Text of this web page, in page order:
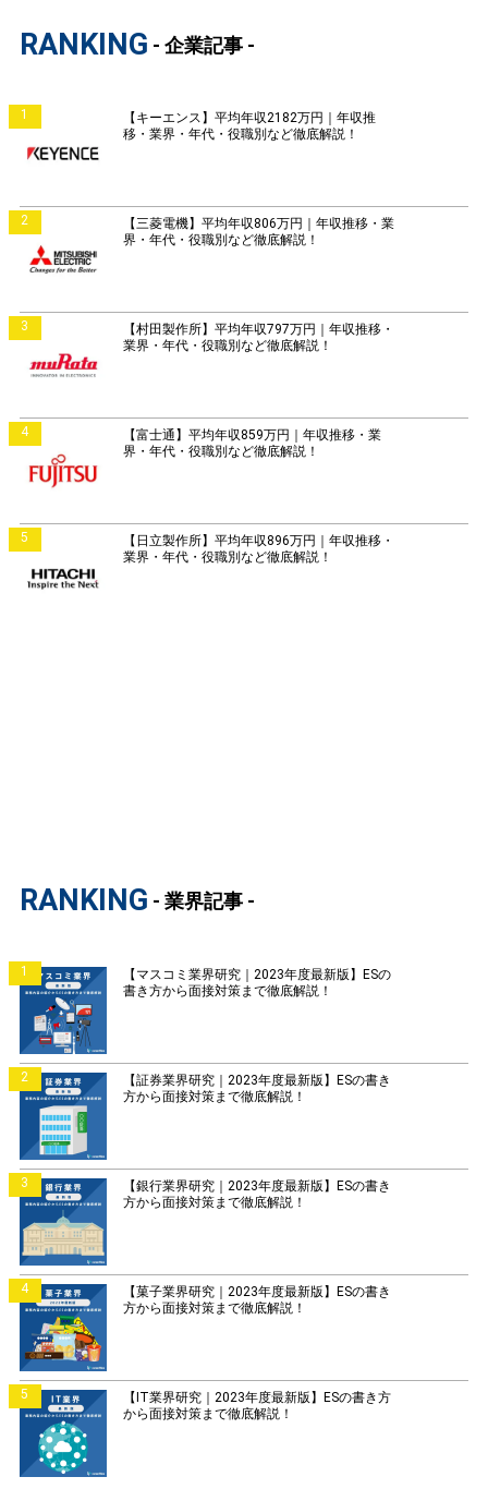
RANKING - 企業記事 -
1
【キーエンス】平均年収2182万円｜年収推
移・業界・年代・役職別など徹底解説！
2
【三菱電機】平均年収806万円｜年収推移・業
界・年代・役職別など徹底解説！
3
【村田製作所】平均年収797万円｜年収推移・
業界・年代・役職別など徹底解説！
4
【富士通】平均年収859万円｜年収推移・業
界・年代・役職別など徹底解説！
5
【日立製作所】平均年収896万円｜年収推移・
業界・年代・役職別など徹底解説！
RANKING - 業界記事 -
1
【マスコミ業界研究｜2023年度最新版】ESの
書き方から面接対策まで徹底解説！
2
【証券業界研究｜2023年度最新版】ESの書き
方から面接対策まで徹底解説！
3
【銀行業界研究｜2023年度最新版】ESの書き
方から面接対策まで徹底解説！
4
【菓子業界研究｜2023年度最新版】ESの書き
方から面接対策まで徹底解説！
5
【IT業界研究｜2023年度最新版】ESの書き方
から面接対策まで徹底解説！